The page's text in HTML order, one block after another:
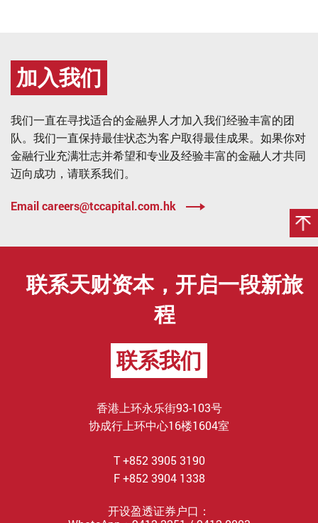
加入我们
我们一直在寻找适合的金融界人才加入我们经验丰富的团
队。我们一直保持最佳状态为客户取得最佳成果。如果你对
金融行业充满壮志并希望和专业及经验丰富的金融人才共同
迈向成功，请联系我们。
Email careers@tccapital.com.hk
联系天财资本，开启一段新旅
程
联系我们
香港上环永乐街93-103号
协成行上环中心16楼1604室
T +852 3905 3190
F +852 3904 1338
开设盈透证券户口：